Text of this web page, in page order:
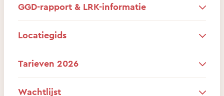
GGD-rapport & LRK-informatie
Locatiegids
Tarieven 2026
Wachtlijst